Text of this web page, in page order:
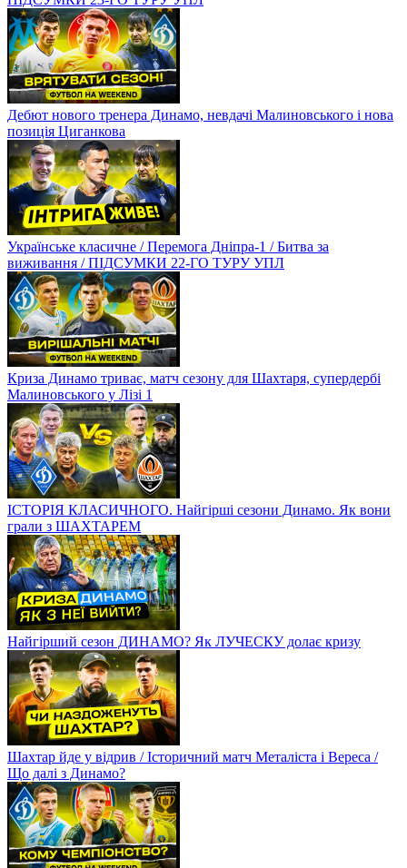
Дебют нового тренера Динамо, невдачі Малиновського і нова
позиція Циганкова
Українське класичне / Перемога Дніпра-1 / Битва за
виживання / ПІДСУМКИ 22-ГО ТУРУ УПЛ
Криза Динамо триває, матч сезону для Шахтаря, супердербі
Малиновського у Лізі 1
ІСТОРІЯ КЛАСИЧНОГО. Найгірші сезони Динамо. Як вони
грали з ШАХТАРЕМ
Найгірший сезон ДИНАМО? Як ЛУЧЕСКУ долає кризу
Шахтар йде у відрив / Історичний матч Металіста і Вереса /
Що далі з Динамо?